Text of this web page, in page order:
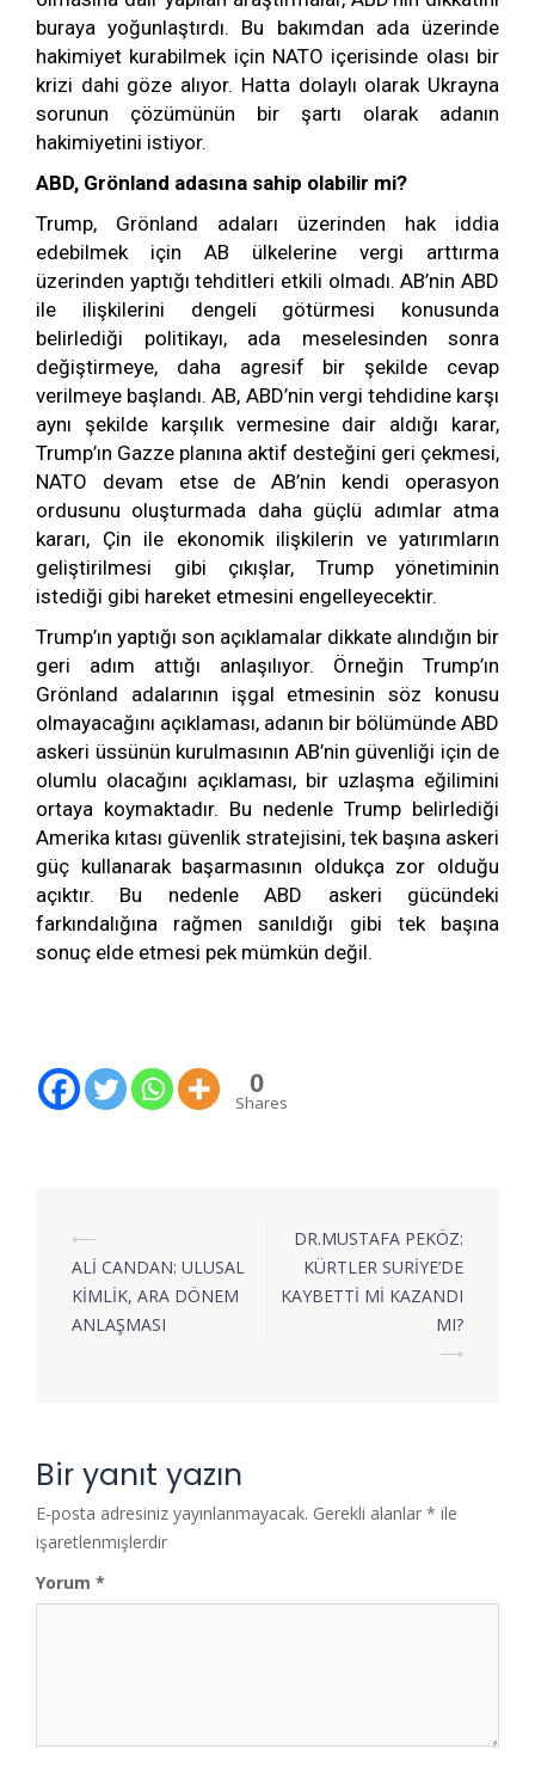
buraya yoğunlaştırdı. Bu bakımdan ada üzerinde
hakimiyet kurabilmek için NATO içerisinde olası bir
krizi dahi göze alıyor. Hatta dolaylı olarak Ukrayna
sorunun çözümünün bir şartı olarak adanın
hakimiyetini istiyor.
ABD, Grönland adasına sahip olabilir mi?
Trump, Grönland adaları üzerinden hak iddia
edebilmek için AB ülkelerine vergi arttırma
üzerinden yaptığı tehditleri etkili olmadı. AB’nin ABD
ile ilişkilerini dengeli götürmesi konusunda
belirlediği politikayı, ada meselesinden sonra
değiştirmeye, daha agresif bir şekilde cevap
verilmeye başlandı. AB, ABD’nin vergi tehdidine karşı
aynı şekilde karşılık vermesine dair aldığı karar,
Trump’ın Gazze planına aktif desteğini geri çekmesi,
NATO devam etse de AB’nin kendi operasyon
ordusunu oluşturmada daha güçlü adımlar atma
kararı, Çin ile ekonomik ilişkilerin ve yatırımların
geliştirilmesi gibi çıkışlar, Trump yönetiminin
istediği gibi hareket etmesini engelleyecektir.
Trump’ın yaptığı son açıklamalar dikkate alındığın bir
geri adım attığı anlaşılıyor. Örneğin Trump’ın
Grönland adalarının işgal etmesinin söz konusu
olmayacağını açıklaması, adanın bir bölümünde ABD
askeri üssünün kurulmasının AB’nin güvenliği için de
olumlu olacağını açıklaması, bir uzlaşma eğilimini
ortaya koymaktadır. Bu nedenle Trump belirlediği
Amerika kıtası güvenlik stratejisini, tek başına askeri
güç kullanarak başarmasının oldukça zor olduğu
açıktır. Bu nedenle ABD askeri gücündeki
farkındalığına rağmen sanıldığı gibi tek başına
sonuç elde etmesi pek mümkün değil.
0
Shares
⟵
ALİ CANDAN: ULUSAL
KİMLİK, ARA DÖNEM
ANLAŞMASI
DR.MUSTAFA PEKÖZ:
KÜRTLER SURİYE’DE
KAYBETTİ Mİ KAZANDI
MI?
⟶
Bir yanıt yazın
E-posta adresiniz yayınlanmayacak. Gerekli alanlar * ile
işaretlenmişlerdir
Yorum *